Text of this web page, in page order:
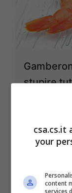
stupire
ricetta
csa.cs.it
your
content
services